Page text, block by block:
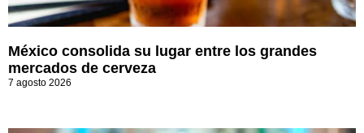
México consolida su lugar entre los grandes
mercados de cerveza
7 agosto 2026